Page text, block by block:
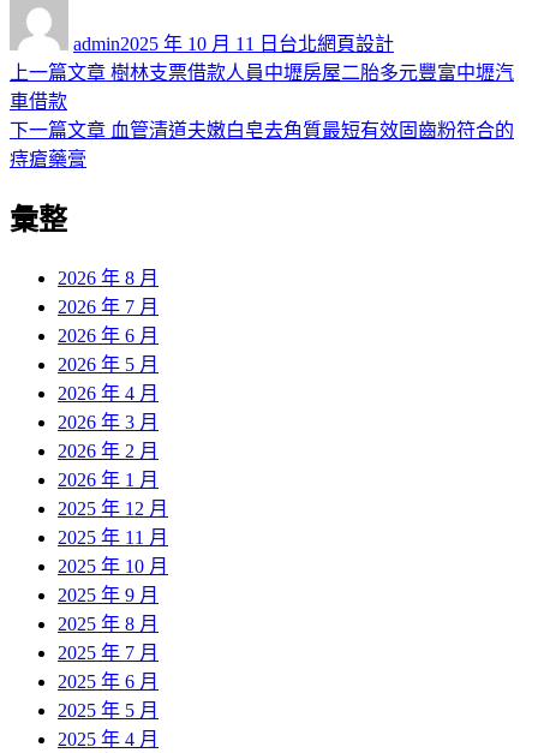
admin佈
日
2025 年 10 月 11 日 類
台北網頁設計
文
章
導
覽
上一篇文章 上
篇
樹林支票借款人員中壢房屋二胎多元豐富中壢汽
車借款
下一篇文章 下
血管清道夫嫩白皂去角質最短有效固齒粉符合的
痔瘡藥膏
彙整
2026 年 8 月
2026 年 7 月
2026 年 6 月
2026 年 5 月
2026 年 4 月
2026 年 3 月
2026 年 2 月
2026 年 1 月
2025 年 12 月
2025 年 11 月
2025 年 10 月
2025 年 9 月
2025 年 8 月
2025 年 7 月
2025 年 6 月
2025 年 5 月
2025 年 4 月